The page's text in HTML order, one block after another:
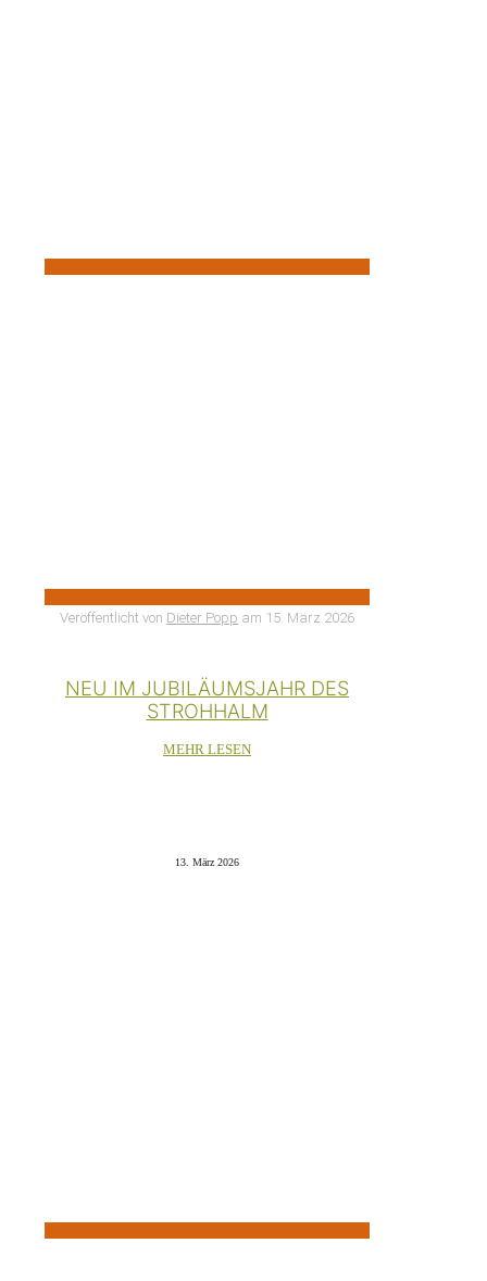
Veröffentlicht von Dieter Popp am 15. März 2026
NEU IM JUBILÄUMSJAHR DES
STROHHALM
MEHR LESEN
13. März 2026